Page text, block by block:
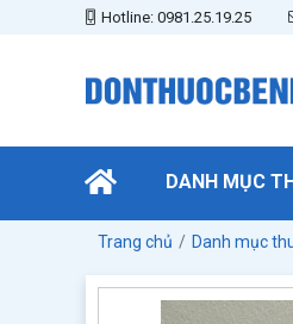
Hotline: 0981.25.19.25
DANH MỤC
Trang chủ Danh mục